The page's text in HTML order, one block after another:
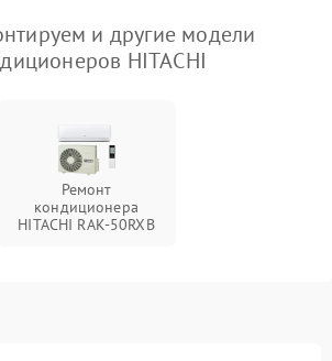
и другие модели
HITACHI
Ремонт
кондиционера
HITACHI RAK-50RXB